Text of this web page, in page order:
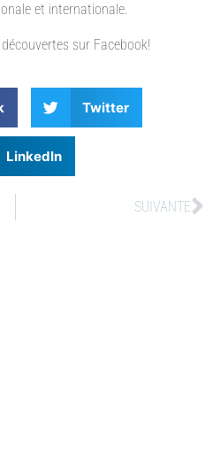
et internationale.
sur Facebook!
Twitter
LinkedIn
SUIVANTE